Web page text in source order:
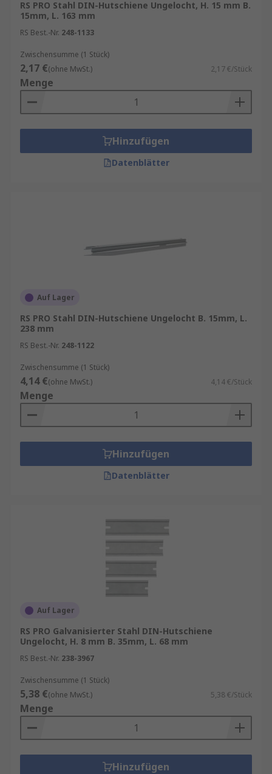
RS PRO Stahl DIN-Hutschiene Ungelocht, H. 15 mm B.
15mm, L. 163 mm
RS Best.-Nr. 248-1133
Zwischensumme (1 Stück)
2,17 €(ohne MwSt.) 2,17 €/Stück
Menge
Hinzufügen
Datenblätter
Auf Lager
RS PRO Stahl DIN-Hutschiene Ungelocht B. 15mm, L.
238 mm
RS Best.-Nr. 248-1122
Zwischensumme (1 Stück)
4,14 €(ohne MwSt.) 4,14 €/Stück
Menge
Hinzufügen
Datenblätter
Auf Lager
RS PRO Galvanisierter Stahl DIN-Hutschiene
Ungelocht, H. 8 mm B. 35mm, L. 68 mm
RS Best.-Nr. 238-3967
Zwischensumme (1 Stück)
5,38 €(ohne MwSt.) 5,38 €/Stück
Menge
Hinzufügen